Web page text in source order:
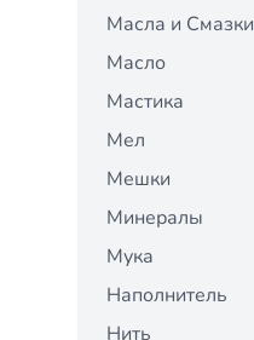
Масла и Смазки
Масло
Мастика
Мел
Мешки
Минералы
Мука
Наполнитель
Нить